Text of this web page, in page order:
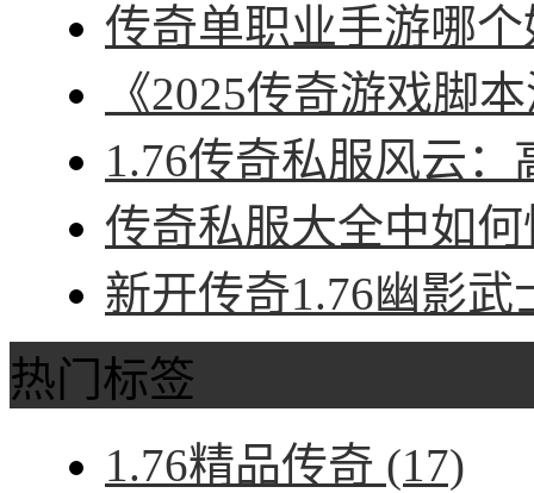
传奇单职业手游哪
《2025传奇游戏脚
1.76传奇私服风云
传奇私服大全中如
新开传奇1.76幽影
热门标签
1.76精品传奇 (17)